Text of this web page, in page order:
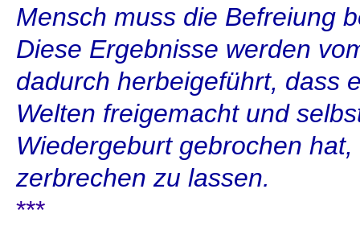
Mensch muss die Befreiung
Diese Ergebnisse werden
dadurch herbeigeführt, dass
Welten freigemacht und
Wiedergeburt gebrochen
zerbrechen zu lassen.
***